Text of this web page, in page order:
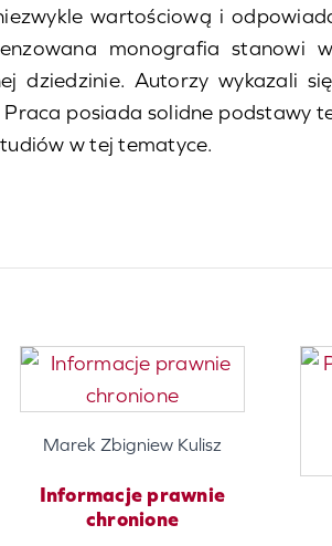
wartościową i
monografia stanowi
dziedzinie. Autorzy wykazali
posiada solidne
w tej tematyce.
Marek Zbigniew Kulisz
Informacje prawnie
chronione